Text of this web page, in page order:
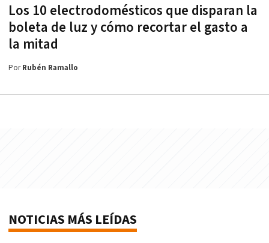
Los 10 electrodomésticos que disparan la
boleta de luz y cómo recortar el gasto a
la mitad
PorRubén Ramallo
NOTICIAS MÁS LEÍDAS